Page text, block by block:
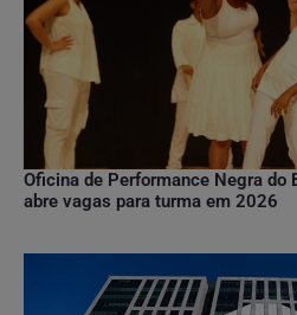
Oficina de Performance Negra do
abre vagas para turma em 2026